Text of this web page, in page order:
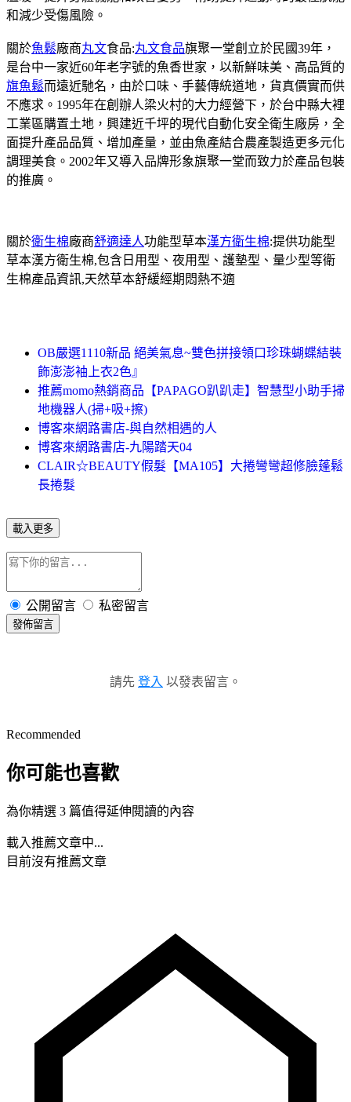
和減少受傷風險。
關於魚鬆廠商丸文食品:丸文食品旗聚一堂創立於民國39年，
是台中一家近60年老字號的魚香世家，以新鮮味美、高品質的
旗魚鬆而遠近馳名，由於口味、手藝傳統道地，貨真價實而供
不應求。1995年在創辦人梁火村的大力經營下，於台中縣大裡
工業區購置土地，興建近千坪的現代自動化安全衛生廠房，全
面提升產品品質、增加產量，並由魚產結合農產製造更多元化
調理美食。2002年又導入品牌形象旗聚一堂而致力於產品包裝
的推廣。
關於衛生棉廠商舒適達人功能型草本漢方衛生棉:提供功能型
草本漢方衛生棉,包含日用型、夜用型、護墊型、量少型等衛
生棉產品資訊,天然草本舒緩經期悶熱不適
OB嚴選1110新品 絕美氣息~雙色拼接領口珍珠蝴蝶結裝
飾澎澎袖上衣2色』
推薦momo熱銷商品【PAPAGO趴趴走】智慧型小助手掃
地機器人(掃+吸+擦)
博客來網路書店-與自然相遇的人
博客來網路書店-九陽踏天04
CLAIR☆BEAUTY假髮【MA105】大捲彎彎超修臉蓬鬆
長捲髮
載入更多
公開留言 私密留言
發佈留言
請先 登入 以發表留言。
Recommended
你可能也喜歡
為你精選 3 篇值得延伸閱讀的內容
載入推薦文章中...
目前沒有推薦文章